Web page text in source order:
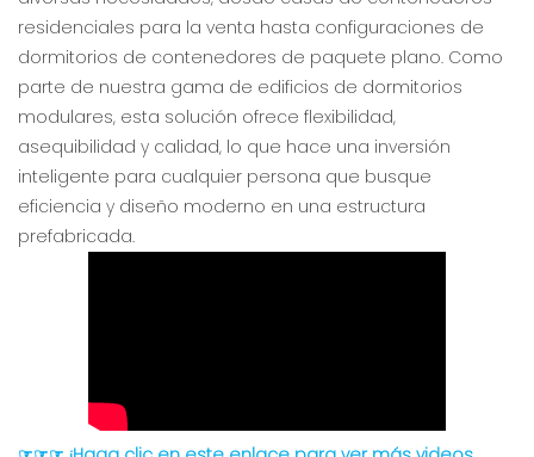
residenciales para la venta hasta configuraciones de
dormitorios de contenedores de paquete plano. Como
parte de nuestra gama de edificios de dormitorios
modulares, esta solución ofrece flexibilidad,
asequibilidad y calidad, lo que hace una inversión
inteligente para cualquier persona que busque
eficiencia y diseño moderno en una estructura
prefabricada.